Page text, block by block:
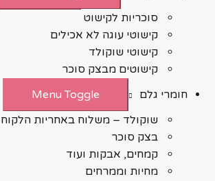
סוכריות לקישוט
קישוטי עוגה לא אכילים
קישוטי שוקולד
קישוטים מבצק סוכר
חומרי גלם
Menu Toggle
שוקולד – משלוח באחריות
בצק סוכר
קמחים, אבקות ועוד
מחיות וממרחים